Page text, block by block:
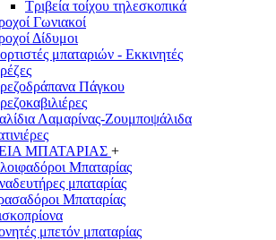
Τριβεία τοίχου τηλεσκοπικά
Γωνιακοί
Δίδυμοι
μπαταριών - Εκκινητές
Πάγκου
Λαμαρίνας-Ζουμποψάλιδα
ΜΠΑΤΑΡΙΑΣ +
Μπαταρίας
μπαταρίας
Μπαταρίας
μπετόν μπαταρίας